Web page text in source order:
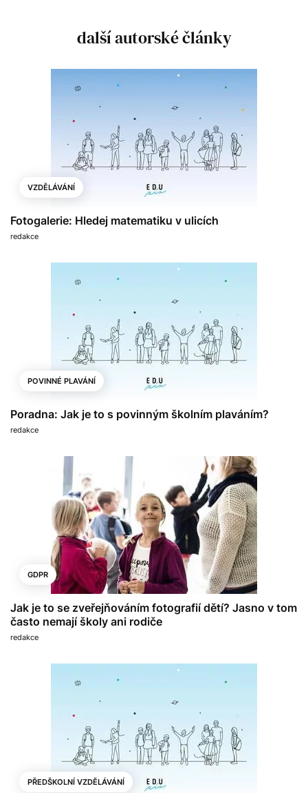
další autorské články
VZDĚLÁVÁNÍ
Fotogalerie: Hledej matematiku v ulicích
redakce
POVINNÉ PLAVÁNÍ
Poradna: Jak je to s povinným školním plaváním?
redakce
GDPR
Jak je to se zveřejňováním fotografií dětí? Jasno v tom
často nemají školy ani rodiče
redakce
PŘEDŠKOLNÍ VZDĚLÁVÁNÍ